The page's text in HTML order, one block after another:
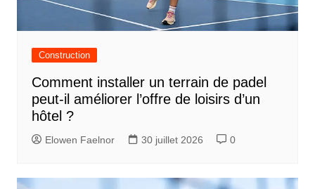
Construction
Comment installer un terrain de padel
peut-il améliorer l’offre de loisirs d’un
hôtel ?
Elowen Faelnor 30 juillet 2026 0